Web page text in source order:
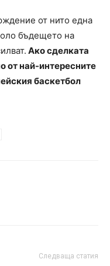
от нито една
бъдещето на
Ако сделката
от най-интересните
баскетбол
Следваща статия